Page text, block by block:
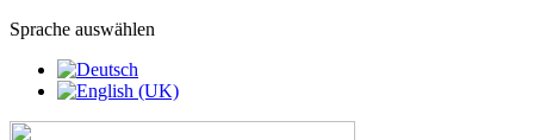
Sprache auswählen